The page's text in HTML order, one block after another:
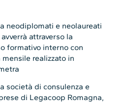
neodiplomati e neolaureati
attraverso la
formativo interno con
realizzato in
società di consulenza e
di Legacoop Romagna,